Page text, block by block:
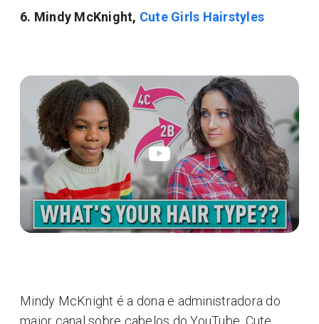
6. Mindy McKnight, Cute Girls Hairstyles
Mindy McKnight é a dona e administradora do
maior canal sobre cabelos do YouTube, Cute